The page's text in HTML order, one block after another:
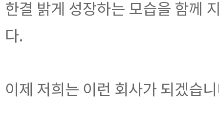
한결 밝게 성장하는 모습을 함께
다.
이제 저희는 이런 회사가 되겠습